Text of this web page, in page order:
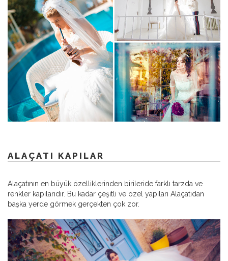
ALAÇATI KAPILAR
Alaçatının en büyük özelliklerinden birileride farklı tarzda ve
renkler kapılarıdır. Bu kadar çeşitli ve özel yapıları Alaçatıdan
başka yerde görmek gerçekten çok zor.